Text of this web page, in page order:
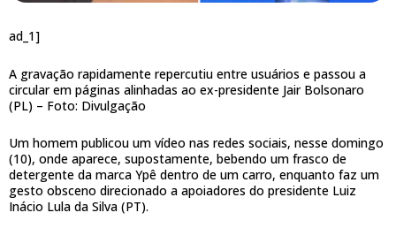
ad_1]
A gravação rapidamente repercutiu entre usuários e passou a
circular em páginas alinhadas ao ex-presidente Jair Bolsonaro
(PL) – Foto: Divulgação
Um homem publicou um vídeo nas redes sociais, nesse domingo
(10), onde aparece, supostamente, bebendo um frasco de
detergente da marca Ypê dentro de um carro, enquanto faz um
gesto obsceno direcionado a apoiadores do presidente Luiz
Inácio Lula da Silva (PT).